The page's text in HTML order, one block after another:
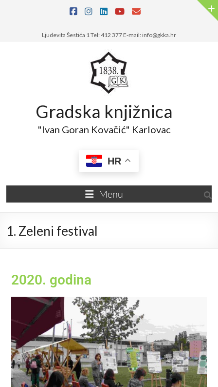
Ljudevita Šestića 1 Tel: 412 377 E-mail: info@gkka.hr
Gradska knjižnica
"Ivan Goran Kovačić" Karlovac
HR
Menu
1. Zeleni festival
2020. godina